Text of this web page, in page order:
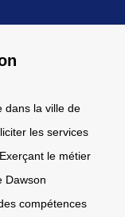
dans la ville de
les services
le métier
Dawson
compétences